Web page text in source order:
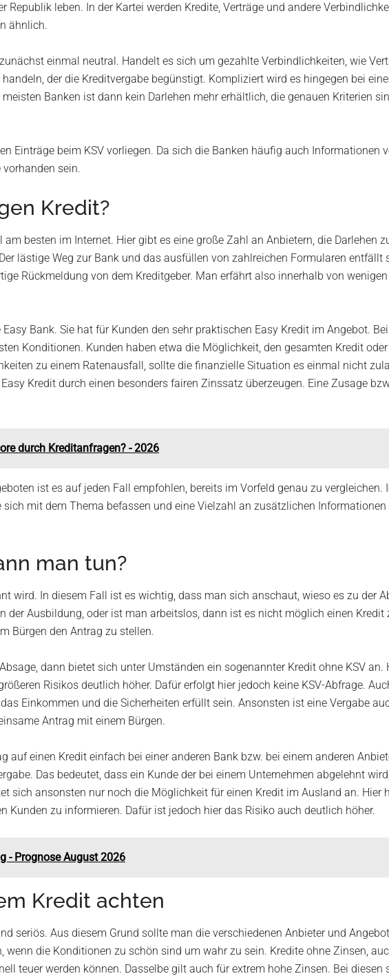
Republik leben. In der Kartei werden Kredite, Verträge und andere
ähnlich.
einmal neutral. Handelt es sich um gezahlte Verbindlichkeiten, wie
der die Kreditvergabe begünstigt. Kompliziert wird es hingegen bei
Banken ist dann kein Darlehen mehr erhältlich, die genauen Kriterien
Einträge beim KSV vorliegen. Da sich die Banken häufig auch Informationen
sein.
Kredit?
besten im Internet. Hier gibt es eine große Zahl an Anbietern, die Darlehen
lästige Weg zur Bank und das ausfüllen von zahlreichen Formularen
Rückmeldung von dem Kreditgeber. Man erfährt also innerhalb von
Bank. Sie hat für Kunden den sehr praktischen Easy Kredit im Angebot.
Konditionen. Kunden haben etwa die Möglichkeit, den gesamten Kredit
zu einem Ratenausfall, sollte die finanzielle Situation es einmal nicht
Kredit durch einen besonders fairen Zinssatz überzeugen. Eine Zusage
durch Kreditanfragen? - 2026
ist es auf jeden Fall empfohlen, bereits im Vorfeld genau zu vergleichen.
mit dem Thema befassen und eine Vielzahl an zusätzlichen
man tun?
wird. In diesem Fall ist es wichtig, dass man sich anschaut, wieso es zu der
Ausbildung, oder ist man arbeitslos, dann ist es nicht möglich einen Kredit
Bürgen den Antrag zu stellen.
dann bietet sich unter Umständen ein sogenannter Kredit ohne KSV
Risikos deutlich höher. Dafür erfolgt hier jedoch keine KSV-Abfrage.
Einkommen und die Sicherheiten erfüllt sein. Ansonsten ist eine Vergabe
Antrag mit einem Bürgen.
auf einen Kredit einfach bei einer anderen Bank bzw. bei einem anderen
Das bedeutet, dass ein Kunde der bei einem Unternehmen abgelehnt
sich ansonsten nur noch die Möglichkeit für einen Kredit im Ausland an. Hier
Kunden zu informieren. Dafür ist jedoch hier das Risiko auch deutlich höher.
- Prognose August 2026
Kredit achten
seriös. Aus diesem Grund sollte man die verschiedenen Anbieter und
die Konditionen zu schön sind um wahr zu sein. Kredite ohne Zinsen,
teuer werden können. Dasselbe gilt auch für extrem hohe Zinsen. Bei diesen